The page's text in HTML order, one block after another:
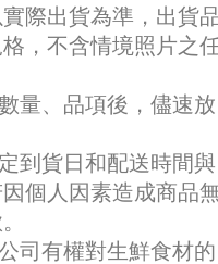
際出貨為準，出貨
，不含情境照片之
量、品項後，儘速放
到貨日和配送時間與
個人因素造成商品
司有權對生鮮食材的